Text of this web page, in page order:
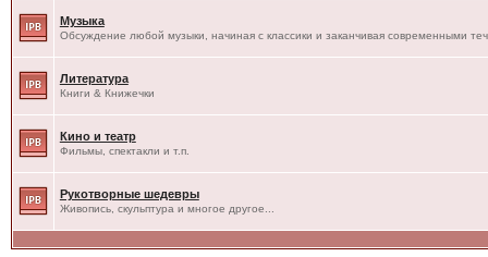
Музыка
Обсуждение любой музыки, начиная с классики и заканчивая современными
Литература
Книги & Книжечки
Кино и театр
Фильмы, спектакли и т.п.
Рукотворные шедевры
Живопись, скульптура и многое другое...